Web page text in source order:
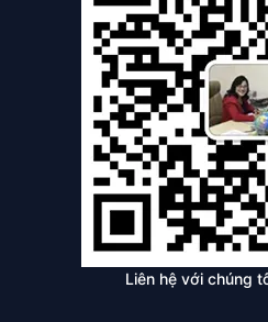
Liên hệ với chúng